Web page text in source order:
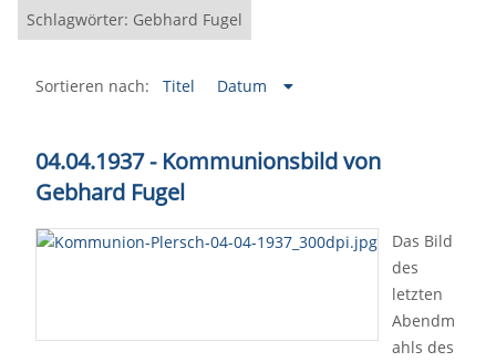
Schlagwörter: Gebhard Fugel
Sortieren nach: Titel Datum
04.04.1937 - Kommunionsbild von
Gebhard Fugel
Das Bild
des
letzten
Abendm
ahls des